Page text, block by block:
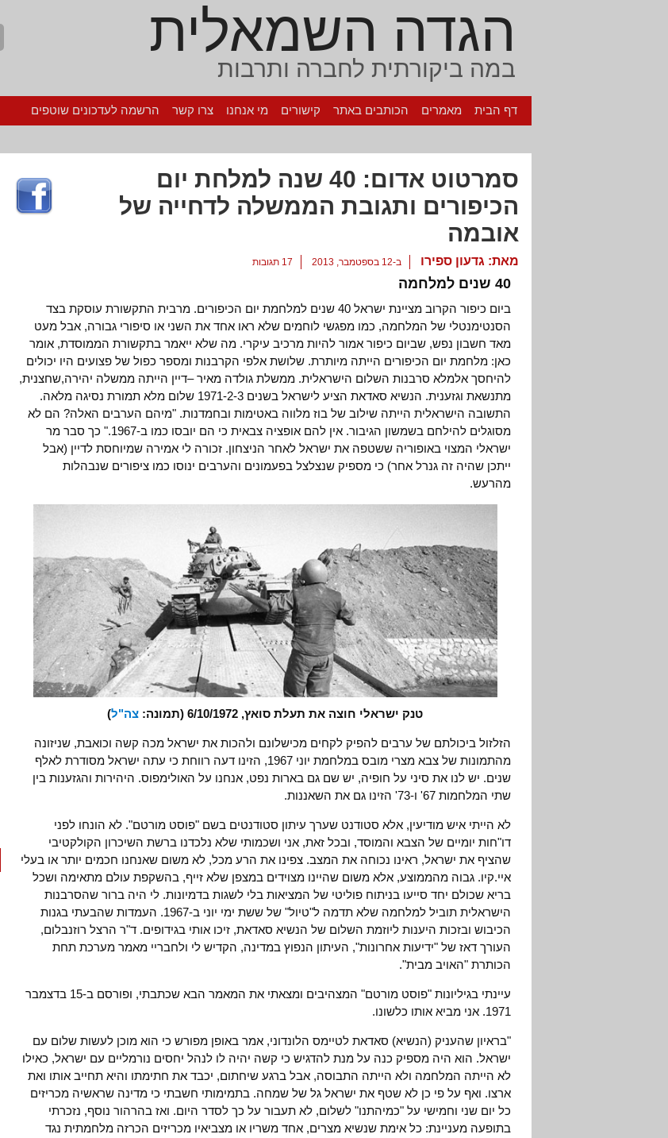
הגדה השמאלית
במה ביקורתית לחברה ותרבות
דף הבית מאמרים הכותבים באתר קישורים מי אנחנו צרו קשר הרשמה לעדכונים שוטפים
סמרטוט אדום: 40 שנה למלחת יום
הכיפורים ותגובת הממשלה לדחייה של
אובמה
מאת: גדעון ספירו ב-12 בספטמבר, 2013 17 תגובות
40 שנים למלחמה
ביום כיפור הקרוב מציינת ישראל 40 שנים למלחמת יום הכיפורים. מרבית התקשורת עוסקת בצד
הסנטימנטלי של המלחמה, כמו מפגשי לוחמים שלא ראו אחד את השני או סיפורי גבורה, אבל מעט
מאד חשבון נפש, שביום כיפור אמור להיות מרכיב עיקרי. מה שלא ייאמר בתקשורת הממוסדת, אומר
כאן: מלחמת יום הכיפורים הייתה מיותרת. שלושת אלפי הקרבנות ומספר כפול של פצועים היו יכולים
להיחסך אלמלא סרבנות השלום הישראלית. ממשלת גולדה מאיר –דיין הייתה ממשלה יהירה,שחצנית,
מתנשאת וגזענית. הנשיא סאדאת הציע לישראל בשנים 1971-2-3 שלום מלא תמורת נסיגה מלאה.
התשובה הישראלית הייתה שילוב של בוז מלווה באטימות ובחמדנות. "מיהם הערבים האלה? הם לא
מסוגלים להילחם בשמשון הגיבור. אין להם אופציה צבאית כי הם יובסו כמו ב-1967." כך סבר מר
ישראלי המצוי באופוריה ששטפה את ישראל לאחר הניצחון. זכורה לי אמירה שמיוחסת לדיין (אבל
ייתכן שהיה זה גנרל אחר) כי מספיק שנצלצל בפעמונים והערבים ינוסו כמו ציפורים שנבהלות
מהרעש.
טנק ישראלי חוצה את תעלת סואץ, 6/10/1972 (תמונה: צה"ל)
הזלזול ביכולתם של ערבים להפיק לקחים מכישלונם ולהכות את ישראל מכה קשה וכואבת, שניזונה
מהתמונות של צבא מצרי מובס במלחמת יוני 1967, הזינו דעה רווחת כי עתה ישראל מסודרת לאלף
שנים. יש לנו את סיני על חופיה, יש שם גם בארות נפט, אנחנו על האולימפוס. היהירות והגזענות בין
שתי המלחמות 67' ו-73' הזינו גם את השאננות.
לא הייתי איש מודיעין, אלא סטודנט שערך עיתון סטודנטים בשם "פוסט מורטם". לא הונחו לפני
דו"חות יומיים של הצבא והמוסד, ובכל זאת, אני ושכמותי שלא נלכדנו ברשת השיכרון הקולקטיבי
שהציף את ישראל, ראינו נכוחה את המצב. צפינו את הרע מכל, לא משום שאנחנו חכמים יותר או בעלי
איי.קיו. גבוה מהממוצע, אלא משום שהיינו מצוידים במצפן שלא זייף, בהשקפת עולם מתאימה ושכל
בריא שכולם יחד סייעו בניתוח פוליטי של המציאות בלי לשגות בדמיונות. לי היה ברור שהסרבנות
הישראלית תוביל למלחמה שלא תדמה ל"טיול" של ששת ימי יוני ב-1967. העמדות שהבעתי בגנות
הכיבוש ובזכות היענות ליוזמת השלום של הנשיא סאדאת, זיכו אותי בגידופים. ד"ר הרצל רוזנבלום,
העורך דאז של "ידיעות אחרונות", העיתון הנפוץ במדינה, הקדיש לי ולחבריי מאמר מערכת תחת
הכותרת "האויב מבית".
עיינתי בגיליונות "פוסט מורטם" המצהיבים ומצאתי את המאמר הבא שכתבתי, ופורסם ב-15 בדצמבר
1971. אני מביא אותו כלשונו.
"בראיון שהעניק (הנשיא) סאדאת לטיימס הלונדוני, אמר באופן מפורש כי הוא מוכן לעשות שלום עם
ישראל. הוא היה מספיק כנה על מנת להדגיש כי קשה יהיה לו לנהל יחסים נורמליים עם ישראל, כאילו
לא הייתה המלחמה ולא הייתה התבוסה, אבל ברגע שיחתום, יכבד את חתימתו והיא תחייב אותו ואת
ארצו. ואף על פי כן לא שטף את ישראל גל של שמחה. בתמימותי חשבתי כי מדינה שראשיה מכריזים
כל יום שני וחמישי על "כמיהתנו" לשלום, לא תעבור על כך לסדר היום. ואז בהרהור נוסף, נזכרתי
בתופעה מעניינת: כל אימת שנשיא מצרים, אחד משריו או מצביאיו מכריזים הכרזה מלחמתית נגד